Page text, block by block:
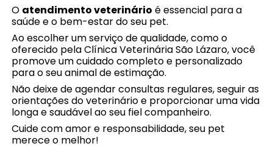
O atendimento veterinário é essencial para a
saúde e o bem-estar do seu pet.
Ao escolher um serviço de qualidade, como o
oferecido pela Clínica Veterinária São Lázaro, você
promove um cuidado completo e personalizado
para o seu animal de estimação.
Não deixe de agendar consultas regulares, seguir as
orientações do veterinário e proporcionar uma vida
longa e saudável ao seu fiel companheiro.
Cuide com amor e responsabilidade, seu pet
merece o melhor!